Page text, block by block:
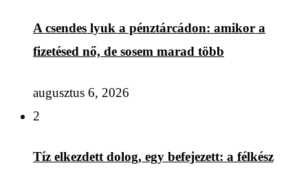
A csendes lyuk a pénztárcádon: amikor a
fizetésed nő, de sosem marad több
augusztus 6, 2026
2
Tíz elkezdett dolog, egy befejezett: a félkész